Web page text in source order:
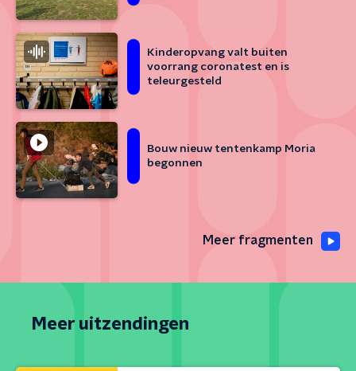
Kinderopvang valt buiten
voorrang coronatest en is
teleurgesteld
Bouw nieuw tentenkamp Moria
begonnen
Meer fragmenten
Meer uitzendingen